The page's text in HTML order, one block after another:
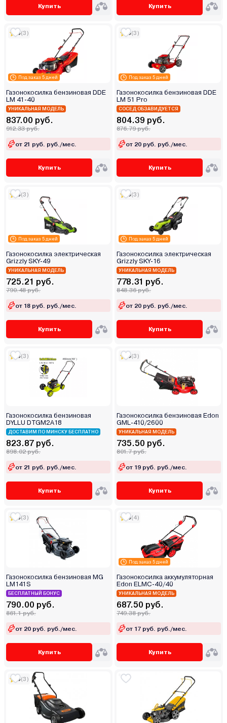
Купить Купить
Под заказ 5 дней
5(3)
Газонокосилка бензиновая DDE
LM 41-40
УНИКАЛЬНАЯ МОДЕЛЬ
837.00 руб.
912.33 руб.
от 21 руб. руб./мес.
Купить
Под заказ 5 дней
5(3)
Газонокосилка бензиновая DDE
LM 51 Pro
СОСЕД ОБЗАВИДУЕТСЯ
804.39 руб.
876.79 руб.
от 20 руб. руб./мес.
Купить
Под заказ 5 дней
5(3)
Газонокосилка электрическая
Grizzly SKY-49
УНИКАЛЬНАЯ МОДЕЛЬ
725.21 руб.
790.48 руб.
от 18 руб. руб./мес.
Купить
Под заказ 5 дней
5(3)
Газонокосилка электрическая
Grizzly SKY-16
УНИКАЛЬНАЯ МОДЕЛЬ
778.31 руб.
848.36 руб.
от 20 руб. руб./мес.
Купить
5(3)
Газонокосилка бензиновая
DYLLU DTGM2A18
ДОСТАВИМ ПО МИНСКУ БЕСПЛАТНО
823.87 руб.
898.02 руб.
от 21 руб. руб./мес.
Купить
5(3)
Газонокосилка бензиновая Edon
GML-410/2600
УНИКАЛЬНАЯ МОДЕЛЬ
735.50 руб.
801.7 руб.
от 19 руб. руб./мес.
Купить
5(3)
Газонокосилка бензиновая MG
LM141S
БЕСПЛАТНЫЙ БОНУС
790.00 руб.
861.1 руб.
от 20 руб. руб./мес.
Купить
Под заказ 5 дней
5(4)
Газонокосилка аккумуляторная
Edon ELMC-40/40
УНИКАЛЬНАЯ МОДЕЛЬ
687.50 руб.
749.38 руб.
от 17 руб. руб./мес.
Купить
5(3)